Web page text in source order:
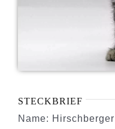
STECKBRIEF
Name: